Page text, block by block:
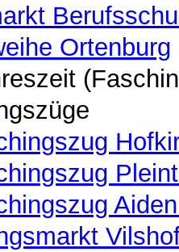
Ortenburg